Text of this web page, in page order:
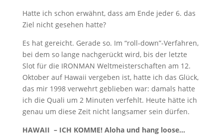
Hatte ich schon erwähnt, dass am Ende jeder 6. das
Ziel nicht gesehen hatte?
Es hat gereicht. Gerade so. Im “roll-down”-Verfahren,
bei dem so lange nachgerückt wird, bis der letzte
Slot für die IRONMAN Weltmeisterschaften am 12.
Oktober auf Hawaii vergeben ist, hatte ich das Glück,
das mir 1998 verwehrt geblieben war: damals hatte
ich die Quali um 2 Minuten verfehlt. Heute hätte ich
genau um diese Zeit nicht langsamer sein dürfen.
HAWAII – ICH KOMME! Aloha und hang loose…